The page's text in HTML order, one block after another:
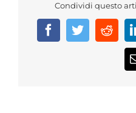
Condividi questo
FacebookTwitter